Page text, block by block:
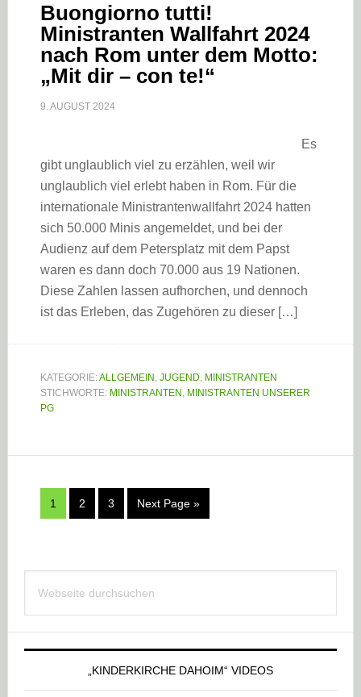
Buongiorno tutti!
Ministranten Wallfahrt 2024
nach Rom unter dem Motto:
„Mit dir – con te!“
9. AUGUST 2024
Es
gibt unglaublich viel zu erzählen, weil wir
unglaublich viel erlebt haben in Rom. Für die
internationale Ministrantenwallfahrt 2024 hatten
sich 50.000 Minis angemeldet, und bei der
Audienz auf dem Petersplatz mit dem Papst
waren es dann doch 70.000 aus 19 Nationen.
Diese Zahlen lassen aufhorchen, und dennoch
ist das Erleben, das Zugehören zu dieser […]
KATEGORIE:ALLGEMEIN , JUGEND, MINISTRANTEN
STICHWORTE: MINISTRANTEN , MINISTRANTEN UNSERER
PG
Go
to
1
Go
to
2
Go
to
3
Go
to
Next Page »
Haupt-
Sidebar
durchsuchen
„KINDERKIRCHE DAHOIM“ VIDEOS